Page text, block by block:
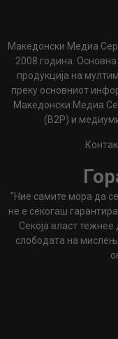
Македонски Медиа
2008 година.
продукција на
преку основниот
Македонски Медиа
(B2P) и
"Ние самите мора да
не е секогаш
Секоја власт тежнее
слободата на